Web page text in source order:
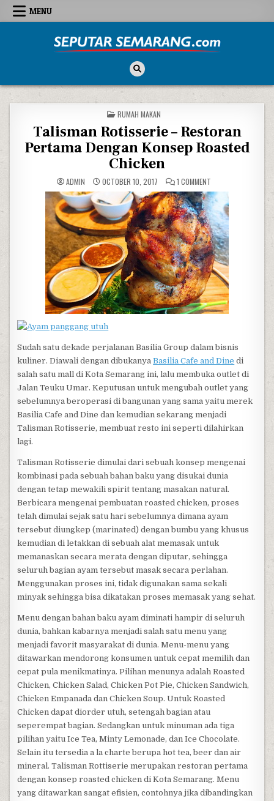
Skip to content
MENU
POSTED IN
RUMAH MAKAN
Talisman Rotisserie – Restoran
Pertama Dengan Konsep Roasted
Chicken
ADMIN OCTOBER 10, 2017 1 COMMENT
Sudah satu dekade perjalanan Basilia Group dalam bisnis
kuliner. Diawali dengan dibukanyaBasilia Cafe and Dine di
salah satu mall di Kota Semarang ini, lalu membuka outlet di
Jalan Teuku Umar. Keputusan untuk mengubah outlet yang
sebelumnya beroperasi di bangunan yang sama yaitu merek
Basilia Cafe and Dine dan kemudian sekarang menjadi
Talisman Rotisserie, membuat resto ini seperti dilahirkan
lagi.
Talisman Rotisserie dimulai dari sebuah konsep mengenai
kombinasi pada sebuah bahan baku yang disukai dunia
dengan tetap mewakili spirit tentang masakan natural.
Berbicara mengenai pembuatan roasted chicken, proses
telah dimulai sejak satu hari sebelumnya dimana ayam
tersebut diungkep (marinated) dengan bumbu yang khusus
kemudian di letakkan di sebuah alat memasak untuk
memanaskan secara merata dengan diputar, sehingga
seluruh bagian ayam tersebut masak secara perlahan.
Menggunakan proses ini, tidak digunakan sama sekali
minyak sehingga bisa dikatakan proses memasak yang sehat.
Menu dengan bahan baku ayam diminati hampir di seluruh
dunia, bahkan kabarnya menjadi salah satu menu yang
menjadi favorit masyarakat di dunia. Menu-menu yang
ditawarkan mendorong konsumen untuk cepat memilih dan
cepat pula menikmatinya. Pilihan menunya adalah Roasted
Chicken, Chicken Salad, Chicken Pot Pie, Chicken Sandwich,
Chicken Empanada dan Chicken Soup. Untuk Roasted
Chicken dapat diorder utuh, setengah bagian atau
seperempat bagian. Sedangkan untuk minuman ada tiga
pilihan yaitu Ice Tea, Minty Lemonade, dan Ice Chocolate.
Selain itu tersedia a la charte berupa hot tea, beer dan air
mineral. Talisman Rottiserie merupakan restoran pertama
dengan konsep roasted chicken di Kota Semarang. Menu
yang ditawarkan sangat efisien, contohnya jika dibandingkan